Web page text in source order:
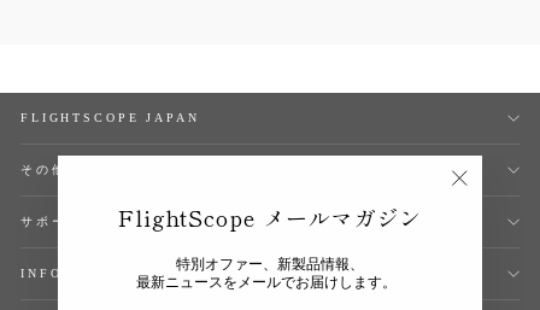
FlightScope メールマガジン
特別オファー、新製品情報、
最新ニュースをメールでお届けします。
FLIGHTSCOPE JAPAN
その他のスポーツ
サポート
INFORMATION